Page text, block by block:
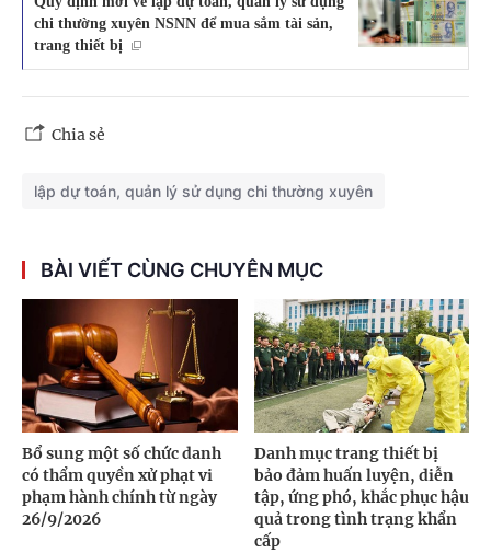
chi thường xuyên NSNN để mua sắm tài sản,
trang thiết bị
Chia sẻ
lập dự toán, quản lý sử dụng chi thường xuyên
BÀI VIẾT CÙNG CHUYÊN MỤC
Bổ sung một số chức danh
có thẩm quyền xử phạt vi
phạm hành chính từ ngày
26/9/2026
Danh mục trang thiết bị
bảo đảm huấn luyện, diễn
tập, ứng phó, khắc phục hậu
quả trong tình trạng khẩn
cấp